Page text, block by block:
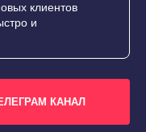
клиентов
и
КАНАЛ